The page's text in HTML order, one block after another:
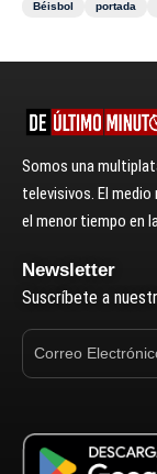
Béisbol
portada
Somos una
televisivos. El
el menor tiempo en
Newsletter
Suscríbete a